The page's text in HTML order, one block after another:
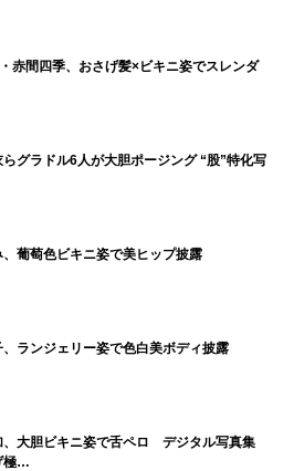
いうことがまずとても挑戦的です
たのではないかな、と原作を読ん
た。役柄に向き合うその姿勢を拝
ています。
レビ朝日
赤間四季、おさげ髪×ビキニ姿でスレンダ
グラドル6人が大胆ポージング “股”特化写
葡萄色ビキニ姿で美ヒップ披露
ランジェリー姿で色白美ボディ披露
、大胆ビキニ姿で舌ペロ デジタル写真集
極…